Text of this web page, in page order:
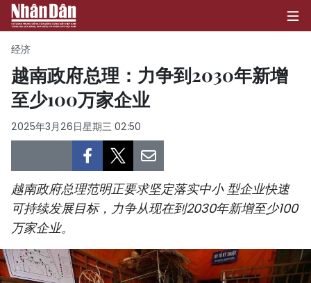
首页
政治
经济
社会
文化
经济
越南政府总理：力争到2030年新增
至少100万家企业
2025年3月26日星期三 02:50
越南政府总理范明正要求坚定落实中小 型企业快速
可持续发展目标，力争从现在到2030年新增至少100
万家企业。